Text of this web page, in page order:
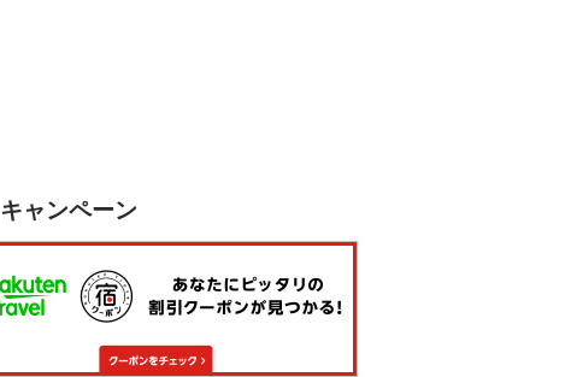
キャンペーン